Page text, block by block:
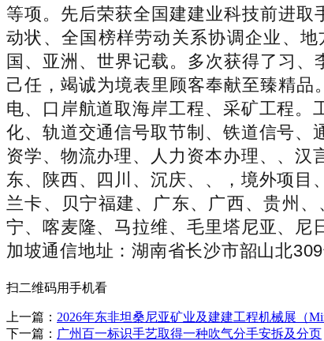
等项。先后荣获全国建建业科技前进取
动状、全国榜样劳动关系协调企业、
国、亚洲、世界记载。多次获得了习
己任，竭诚为境表里顾客奉献至臻精
电、口岸航道取海岸工程、采矿工程
化、轨道交通信号取节制、铁道信号、
资学、物流办理、人力资本办理、、汉
东、陕西、四川、沉庆、、，境外项目
兰卡、贝宁福建、广东、广西、贵州
宁、喀麦隆、马拉维、毛里塔尼亚、尼
加坡通信地址：湖南省长沙市韶山北
扫二维码用手机看
上一篇： 2026年东非坦桑尼亚矿业及建建工程机械展（
下一篇： 广州百一标识手艺取得一种吹气分手安拆及分页